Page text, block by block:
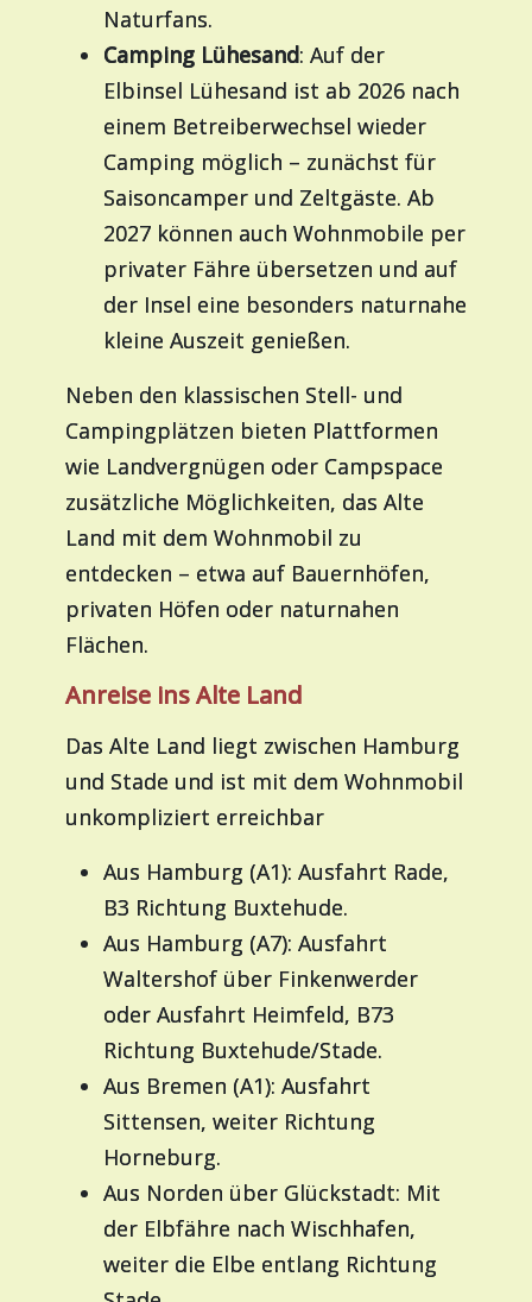
Naturfans.
Camping Lühesand: Auf der
Elbinsel Lühesand ist ab 2026 nach
einem Betreiberwechsel wieder
Camping möglich – zunächst für
Saisoncamper und Zeltgäste. Ab
2027 können auch Wohnmobile per
privater Fähre übersetzen und auf
der Insel eine besonders naturnahe
kleine Auszeit genießen.
Neben den klassischen Stell- und
Campingplätzen bieten Plattformen
wie Landvergnügen oder Campspace
zusätzliche Möglichkeiten, das Alte
Land mit dem Wohnmobil zu
entdecken – etwa auf Bauernhöfen,
privaten Höfen oder naturnahen
Flächen.
Anreise ins Alte Land
Das Alte Land liegt zwischen Hamburg
und Stade und ist mit dem Wohnmobil
unkompliziert erreichbar
Aus Hamburg (A1): Ausfahrt Rade,
B3 Richtung Buxtehude.
Aus Hamburg (A7): Ausfahrt
Waltershof über Finkenwerder
oder Ausfahrt Heimfeld, B73
Richtung Buxtehude/Stade.
Aus Bremen (A1): Ausfahrt
Sittensen, weiter Richtung
Horneburg.
Aus Norden über Glückstadt: Mit
der Elbfähre nach Wischhafen,
weiter die Elbe entlang Richtung